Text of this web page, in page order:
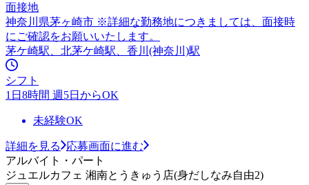
面接地
神奈川県茅ヶ崎市 ※詳細な勤務地につきましては、面接時
にご確認をお願いいたします。
茅ケ崎駅、北茅ケ崎駅、香川(神奈川)駅
シフト
1日8時間 週5日からOK
未経験OK
詳細を見る
応募画面に進む
アルバイト・パート
ジュエルカフェ 湘南とうきゅう店(身だしなみ自由2)